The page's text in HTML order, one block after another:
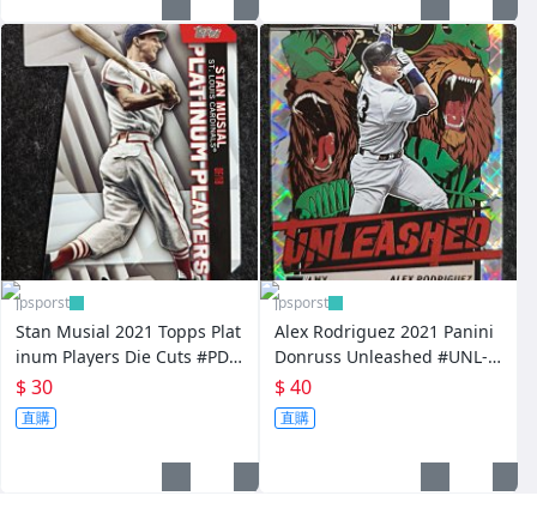
jpsporst
Stan Musial 2021 Topps Plat
inum Players Die Cuts #PDC
-47
$ 30
直購
jpsporst
Alex Rodriguez 2021 Panini
Donruss Unleashed #UNL-2
3
$ 40
直購